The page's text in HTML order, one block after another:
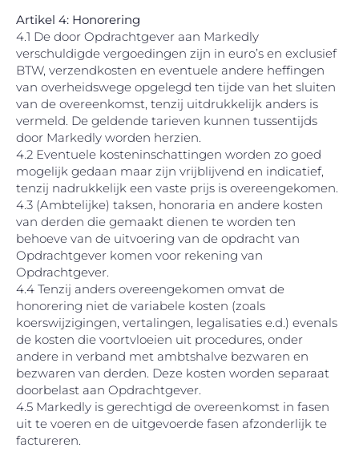
Artikel 4: Honorering
4.1 De door Opdrachtgever aan Markedly
verschuldigde vergoedingen zijn in euro’s en exclusief
BTW, verzendkosten en eventuele andere heffingen
van overheidswege opgelegd ten tijde van het sluiten
van de overeenkomst, tenzij uitdrukkelijk anders is
vermeld. De geldende tarieven kunnen tussentijds
door Markedly worden herzien.
4.2 Eventuele kosteninschattingen worden zo goed
mogelijk gedaan maar zijn vrijblijvend en indicatief,
tenzij nadrukkelijk een vaste prijs is overeengekomen.
4.3 (Ambtelijke) taksen, honoraria en andere kosten
van derden die gemaakt dienen te worden ten
behoeve van de uitvoering van de opdracht van
Opdrachtgever komen voor rekening van
Opdrachtgever.
4.4 Tenzij anders overeengekomen omvat de
honorering niet de variabele kosten (zoals
koerswijzigingen, vertalingen, legalisaties e.d.) evenals
de kosten die voortvloeien uit procedures, onder
andere in verband met ambtshalve bezwaren en
bezwaren van derden. Deze kosten worden separaat
doorbelast aan Opdrachtgever.
4.5 Markedly is gerechtigd de overeenkomst in fasen
uit te voeren en de uitgevoerde fasen afzonderlijk te
factureren.